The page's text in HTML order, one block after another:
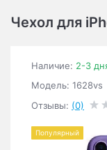
Чехол для
Наличие: 2-3
Модель: 1628vs
Отзывы: (0)
Популярный